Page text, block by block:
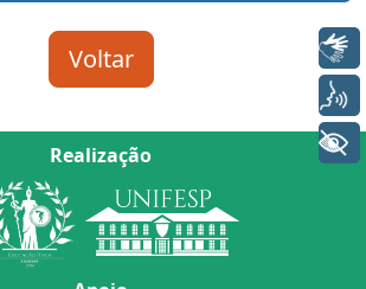
Realização